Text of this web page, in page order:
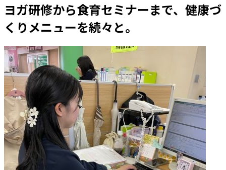
ヨガ研修から食育セミナーまで、健康づ
くりメニューを続々と。